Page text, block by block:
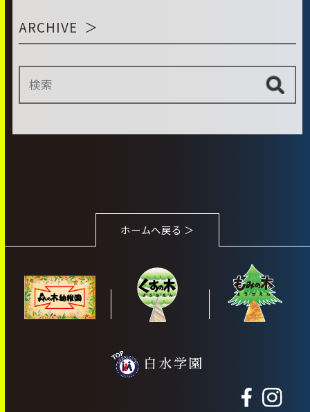
ARCHIVE
ホームへ戻る ＞
白水学園